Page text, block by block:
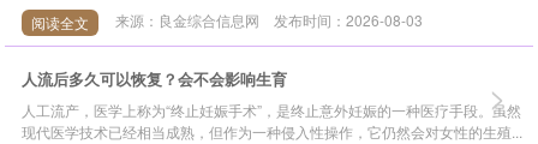
阅读全文
来源：良金综合信息网 发布时间：2026-08-03
人流后多久可以恢复？会不会影响生育
人工流产，医学上称为“终止妊娠手术”，是终止意外妊娠的一种医疗手段。虽然
现代医学技术已经相当成熟，但作为一种侵入性操作，它仍然会对女性的生殖...
>